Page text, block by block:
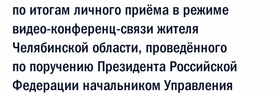
по итогам личного приёма в режиме
видео-конференц-связи жителя
Челябинской области, проведённого
по поручению Президента Российской
Федерации начальником Управления